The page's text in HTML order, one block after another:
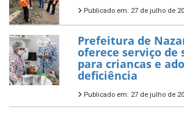
Publicado em: 27 de julho de
Prefeitura de
oferece serviço de
para criancas e
deficiência
Publicado em: 27 de julho de